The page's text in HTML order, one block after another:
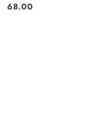
Cena:
68.00